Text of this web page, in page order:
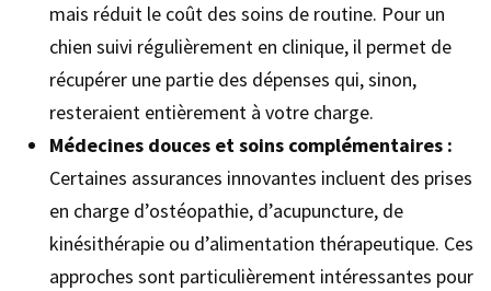
mais réduit le coût des soins de routine. Pour un
chien suivi régulièrement en clinique, il permet de
récupérer une partie des dépenses qui, sinon,
resteraient entièrement à votre charge.
Médecines douces et soins complémentaires :
Certaines assurances innovantes incluent des prises
en charge d’ostéopathie, d’acupuncture, de
kinésithérapie ou d’alimentation thérapeutique. Ces
approches sont particulièrement intéressantes pour